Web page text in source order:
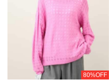
80%OFF